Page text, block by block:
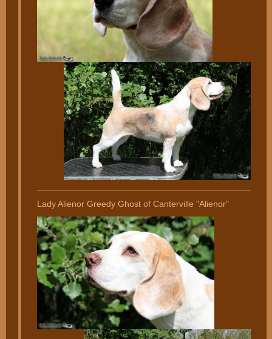
Lady Alienor Greedy Ghost of Canterville "Alienor"